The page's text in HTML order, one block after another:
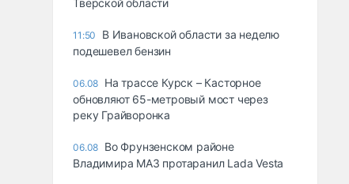
Тверской области
11:50
В Ивановской области за неделю
подешевел бензин
06.08 На трассе Курск – Касторное
обновляют 65-метровый мост через
реку Грайворонка
06.08 Во Фрунзенском районе
Владимира МАЗ протаранил Lada Vesta